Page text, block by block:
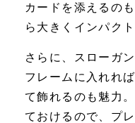
カードを添えるの
ら大きくインパク
さらに、スローガ
フレームに入れれ
て飾れるのも魅力
ておけるので、プ